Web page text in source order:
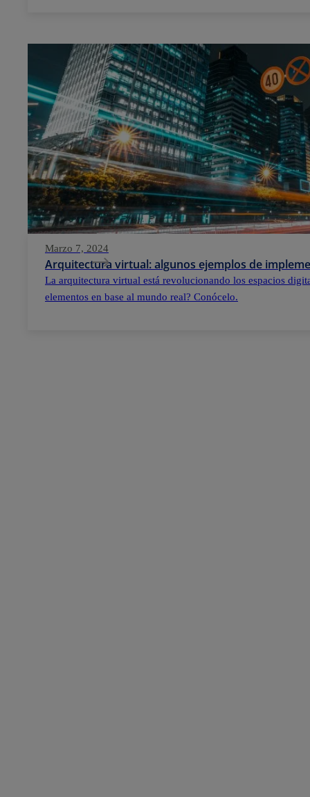
Marzo 7, 2024
Arquitectura virtual: algunos ejemplos de
La arquitectura virtual está revolucionando los espacios
elementos en base al mundo real? Conócelo.